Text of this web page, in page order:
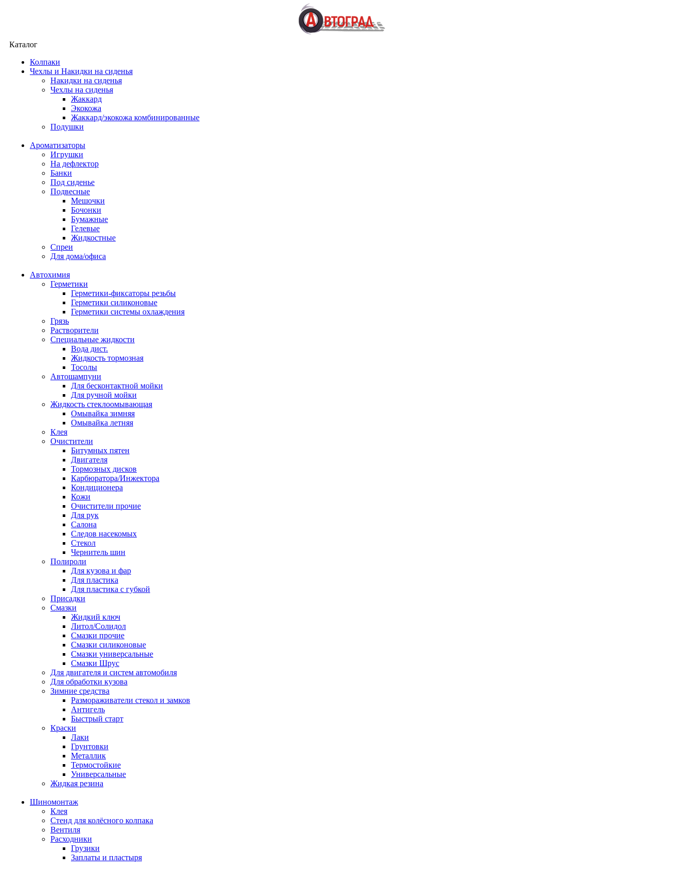
Каталог
Колпаки
Чехлы и Накидки на сиденья
Накидки на сиденья
Чехлы на сиденья
Жаккард
Экокожа
Жаккард/экокожа комбинированные
Подушки
Ароматизаторы
Игрушки
На дефлектор
Банки
Под сиденье
Подвесные
Мешочки
Бочонки
Бумажные
Гелевые
Жидкостные
Спреи
Для дома/офиса
Автохимия
Герметики
Герметики-фиксаторы резьбы
Герметики силиконовые
Герметики системы охлаждения
Грязь
Растворители
Специальные жидкости
Вода дист.
Жидкость тормозная
Тосолы
Автошампуни
Для бесконтактной мойки
Для ручной мойки
Жидкость стеклоомывающая
Омывайка зимняя
Омывайка летняя
Клея
Очистители
Битумных пятен
Двигателя
Тормозных дисков
Карбюратора/Инжектора
Кондиционера
Кожи
Очистители прочие
Для рук
Салона
Следов насекомых
Стекол
Чернитель шин
Полироли
Для кузова и фар
Для пластика
Для пластика с губкой
Присадки
Смазки
Жидкий ключ
Литол/Солидол
Смазки прочие
Смазки силиконовые
Смазки универсальные
Смазки Шрус
Для двигателя и систем автомобиля
Для обработки кузова
Зимние средства
Размораживатели стекол и замков
Антигель
Быстрый старт
Краски
Лаки
Грунтовки
Металлик
Термостойкие
Универсальные
Жидкая резина
Шиномонтаж
Клея
Стенд для колёсного колпака
Вентиля
Расходники
Грузики
Заплаты и пластыря